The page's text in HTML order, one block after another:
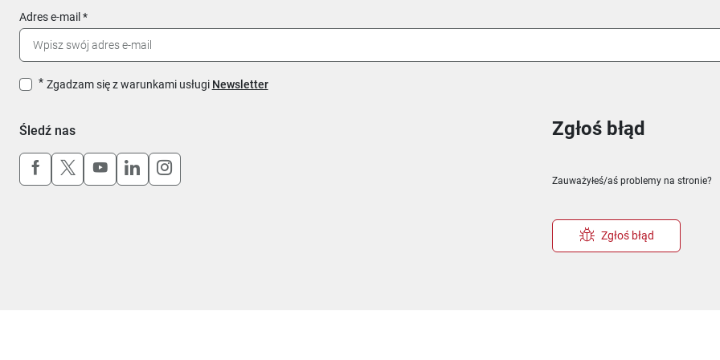
Adres e-mail
Zgadzam się z warunkami usługi Newsletter
Śledź nas
Uwaga, link otworzy się w nowym oknie
Uwaga, link otworzy się w nowym oknie
Uwaga, link otworzy się w nowym oknie
Uwaga, link otworzy się w nowym oknie
Uwaga, link otworzy się w nowym oknie
Zgłoś błąd
Zauważyłeś/aś problemy na stronie?
Zgłoś błąd